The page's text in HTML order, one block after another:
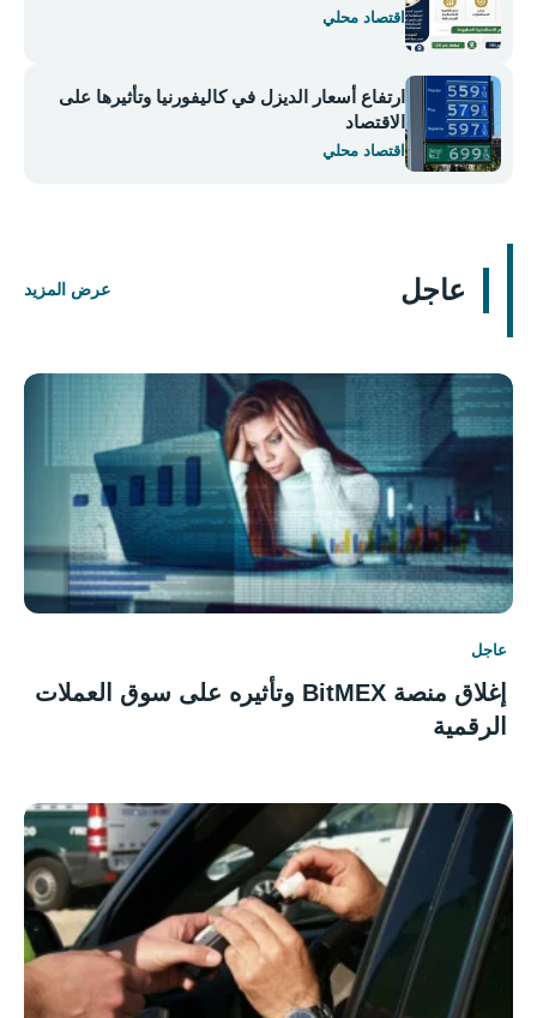
اقتصاد محلي
ارتفاع أسعار الديزل في كاليفورنيا وتأثيرها على
الاقتصاد
اقتصاد محلي
عاجل عرض المزيد
عاجل
إغلاق منصة BitMEX وتأثيره على سوق العملات
الرقمية